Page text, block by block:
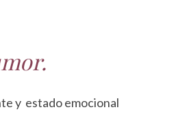
y estado emocional